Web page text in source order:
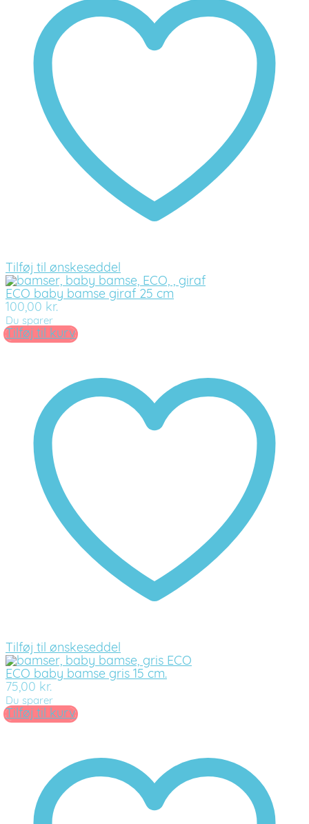
Tilføj til ønskeseddel
ECO baby bamse giraf 25 cm
100,00 kr.
Du sparer
Tilføj til kurv
Tilføj til ønskeseddel
ECO baby bamse gris 15 cm.
75,00 kr.
Du sparer
Tilføj til kurv